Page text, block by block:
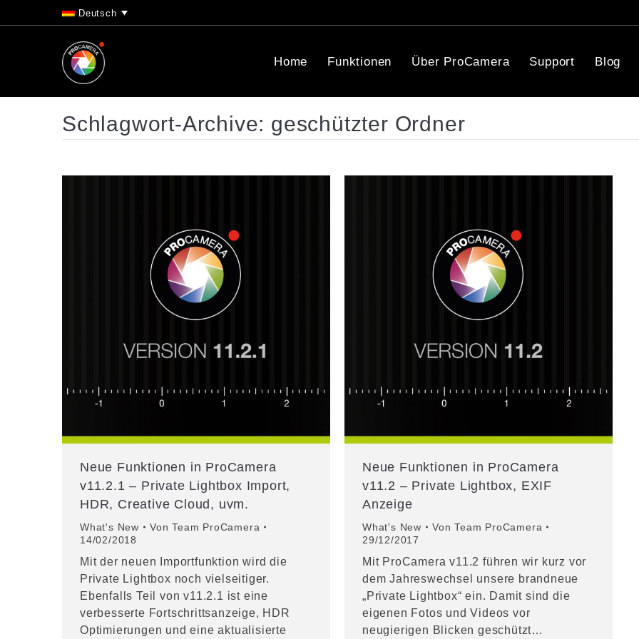
Deutsch
Home Funktionen Über ProCamera Support Blog
Schlagwort-Archive: geschützter Ordner
Neue Funktionen in ProCamera
v11.2.1 – Private Lightbox Import,
HDR, Creative Cloud, uvm.
What's New VonTeam ProCamera
14/02/2018
Mit der neuen Importfunktion wird die
Private Lightbox noch vielseitiger.
Ebenfalls Teil von v11.2.1 ist eine
verbesserte Fortschrittsanzeige, HDR
Optimierungen und eine aktualisierte
Neue Funktionen in ProCamera
v11.2 – Private Lightbox, EXIF
Anzeige
What's New VonTeam ProCamera
29/12/2017
Mit ProCamera v11.2 führen wir kurz vor
dem Jahreswechsel unsere brandneue
„Private Lightbox“ ein. Damit sind die
eigenen Fotos und Videos vor
neugierigen Blicken geschützt…